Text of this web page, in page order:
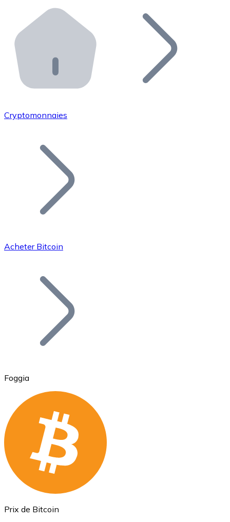
Distributeurs automatiques Bitnovo
Intégrez un ATM Bitnovo dans votre entreprise et
API Bitnovo
Intégrez notre API dans votre écosystème.
Rejoignez notre réseau de distributeurs et
Ajoutez le token de votre projet à notre service
Bitcoin
Ethereum
ETH
Cryptomonnaies
Acheter Bitcoin
Foggia
Prix de Bitcoin